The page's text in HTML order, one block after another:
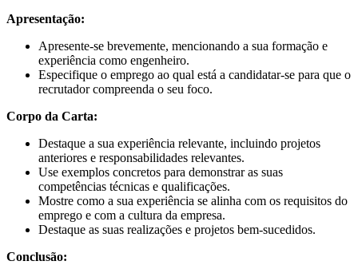
Apresentação:
Apresente-se brevemente, mencionando a sua formação e
experiência como engenheiro.
Especifique o emprego ao qual está a candidatar-se para que o
recrutador compreenda o seu foco.
Corpo da Carta:
Destaque a sua experiência relevante, incluindo projetos
anteriores e responsabilidades relevantes.
Use exemplos concretos para demonstrar as suas
competências técnicas e qualificações.
Mostre como a sua experiência se alinha com os requisitos do
emprego e com a cultura da empresa.
Destaque as suas realizações e projetos bem-sucedidos.
Conclusão: